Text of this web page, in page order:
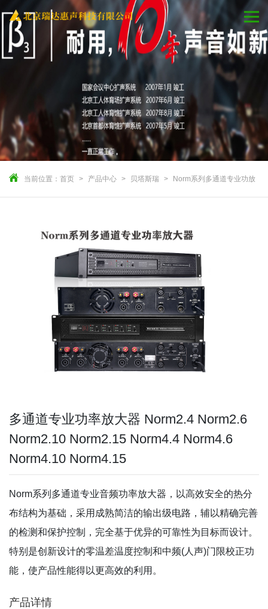
当前位置： 首页 产品中心 贝塔斯瑞 Norm系列多通道专业功放
多通道专业功率放大器 Norm2.4 Norm2.6
Norm2.10 Norm2.15 Norm4.4 Norm4.6
Norm4.10 Norm4.15
Norm系列多通道专业音频功率放大器，以高效安全的热分
布结构为基础，采用成熟简洁的输出级电路，辅以精确完善
的检测和保护控制，完全基于优异的可靠性为目标而设计。
特别是创新设计的零温差温度控制和中频(人声)门限校正功
能，使产品性能得以更高效的利用。
产品详情